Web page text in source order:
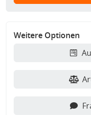
Weitere Optionen